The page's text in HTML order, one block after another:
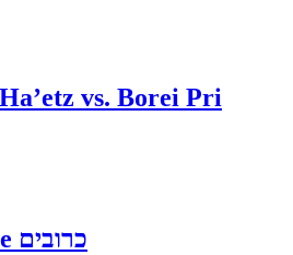
vs. Borei Pri
Brachos 40a גן עדו: fruits, knowledge, man’s immortality, the כרובים